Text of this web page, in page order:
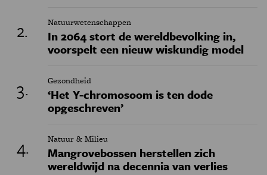
Natuurwetenschappen
In 2064 stort de wereldbevolking in,
voorspelt een nieuw wiskundig model
Gezondheid
‘Het Y-chromosoom is ten dode
opgeschreven’
Natuur & Milieu
Mangrovebossen herstellen zich
wereldwijd na decennia van verlies